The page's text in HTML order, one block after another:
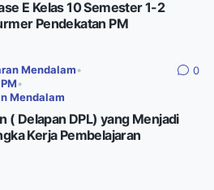
E Kelas 10 Semester 1-2
Pendekatan PM
Mendalam •
PM •
Mendalam
0
( Delapan DPL) yang Menjadi
Kerja Pembelajaran